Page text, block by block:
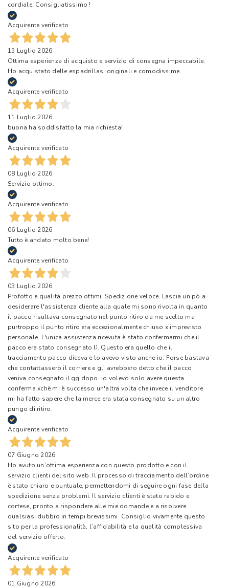
cordiale. Consigliatissimo !
Acquirente verificato
15 Luglio 2026
Ottima esperienza di acquisto e servizio di consegna impeccabile.
Ho acquistato delle espadrillas, originali e comodissime.
Acquirente verificato
11 Luglio 2026
buona ha soddisfatto la mia richiesta!
Acquirente verificato
08 Luglio 2026
Servizio ottimo.
Acquirente verificato
06 Luglio 2026
Tutto è andato molto bene!
Acquirente verificato
03 Luglio 2026
Profotto e qualità prezzo ottimi. Spedizione veloce. Lascia un pò a
desiderare l'assistenza cliente alla quale mi sono rivolta in quanto
il pacco risultava consegnato nel punto ritiro da me scelto ma
purtroppo il punto ritiro era eccezionalmente chiuso x imprevisto
personale. L'unica assistenza ricevuta è stato confermarmi che il
pacco era stato consegnato lì. Questo era quello che il
tracciamento pacco diceva e lo avevo visto anche io. Forse bastava
che contattassero il corriere e gli avrebbero detto che il pacco
veniva consegnato il gg dopo. Io volevo solo avere questa
conferma xchè mi è successo un'altra volta che invece il venditore
mi ha fatto sapere che la merce era stata consegnato su un altro
pungo di ritiro.
Acquirente verificato
07 Giugno 2026
Ho avuto un’ottima esperienza con questo prodotto e con il
servizio clienti del sito web. Il processo di tracciamento dell’ordine
è stato chiaro e puntuale, permettendomi di seguire ogni fase della
spedizione senza problemi. Il servizio clienti è stato rapido e
cortese, pronto a rispondere alle mie domande e a risolvere
qualsiasi dubbio in tempi brevissimi. Consiglio vivamente questo
sito per la professionalità, l’affidabilità e la qualità complessiva
del servizio offerto.
Acquirente verificato
01 Giugno 2026